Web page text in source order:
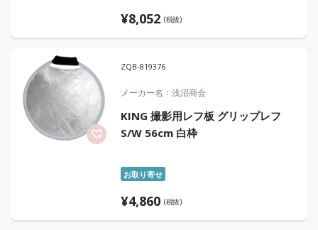
¥8,052 (税抜)
ZQB-819376
メーカー名 浅沼商会
KING 撮影用レフ板 グリップレフ
S/W 56cm 白枠
お取り寄せ
¥4,860 (税抜)